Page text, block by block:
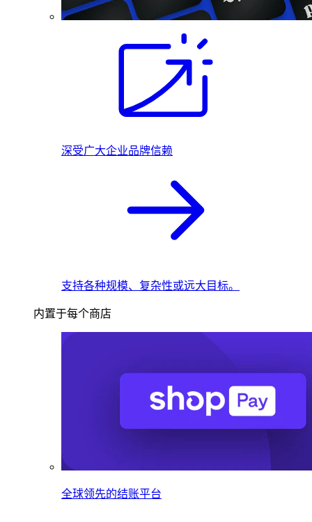
深受广大企业品牌信赖
支持各种规模、复杂性或远大目标。
内置于每个商店
全球领先的结账平台